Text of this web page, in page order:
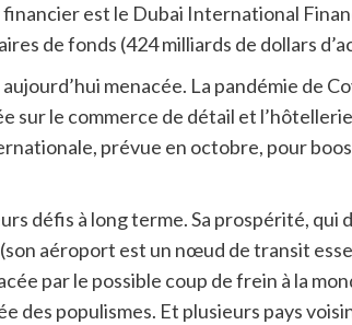
est le Dubai International
de fonds (424 milliards de dollars
menacée. La pandémie de
sur le commerce de détail et
prévue en octobre, pour
défis à long terme. Sa prospérité, qui
aéroport est un nœud de transit
par le possible coup de frein à la
des populismes. Et plusieurs pays